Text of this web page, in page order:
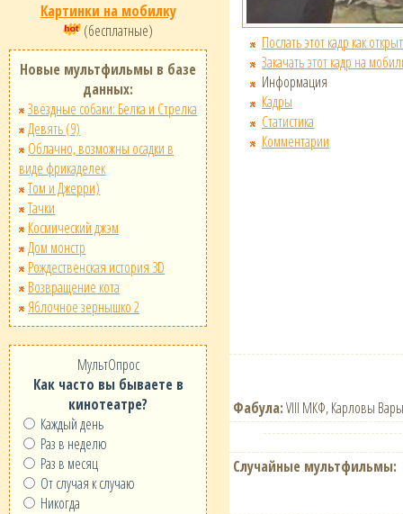
Картинки на мобилку
(бесплатные)
Новые мультфильмы в базе
данных:
Звёздные собаки: Белка и Стрелка
Девять (9)
Облачно, возможны осадки в
виде фрикаделек
Том и Джерри)
Тачки
Космический джэм
Дом монстр
Рождественская история 3D
Возвращение кота
Яблочное зернышко 2
МультОпрос
Как часто вы бываете в
кинотеатре?
Каждый день
Раз в неделю
Раз в месяц
От случая к случаю
Никогда
Послать этот кадр как
Закачать этот кадр на
Информация
Кадры
Статистика
Комментарии
Фабула:VIII МКФ, Карловы
Случайные мультфильмы: